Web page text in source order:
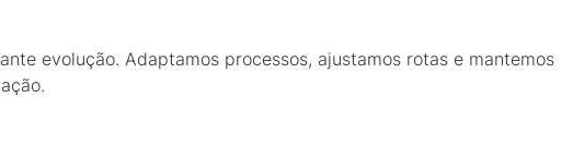
evolução. Adaptamos processos, ajustamos rotas e mantemos